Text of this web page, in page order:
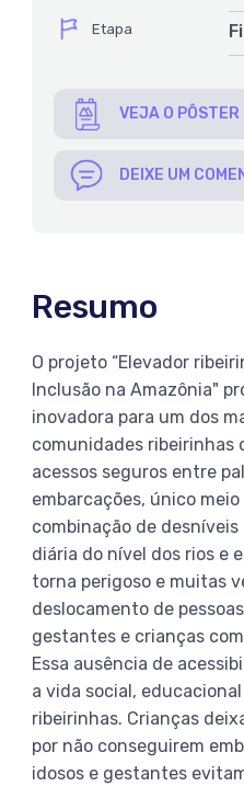
íconeEtapa
VEJA O PÔSTER
DEIXE UM
Resumo
O projeto “Elevador
Inclusão na Amazônia"
inovadora para um dos
comunidades ribeirinhas
acessos seguros entre
embarcações, único
combinação de
diária do nível dos rios e
torna perigoso e muitas
deslocamento de
gestantes e crianças
Essa ausência de
a vida social,
ribeirinhas. Crianças
por não conseguirem
idosos e gestantes